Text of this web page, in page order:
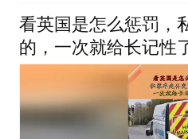
看英国是怎么惩罚，
的，一次就给长记性